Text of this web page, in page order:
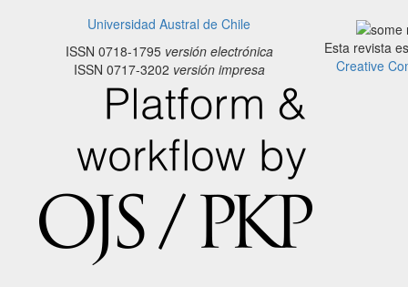
Universidad Austral de Chile
ISSN 0718-1795versión electrónica
ISSN 0717-3202 versión impresa
Esta revista
Creative